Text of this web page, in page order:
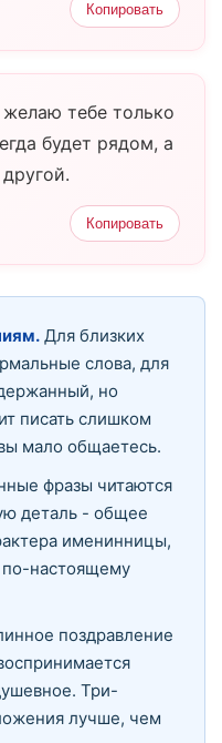
Копировать
тебе только
будет рядом, а
Копировать
Для близких
слова, для
но
писать слишком
мало общаетесь.
фразы читаются
деталь - общее
именинницы,
по-настоящему
поздравление
Три-
лучше, чем